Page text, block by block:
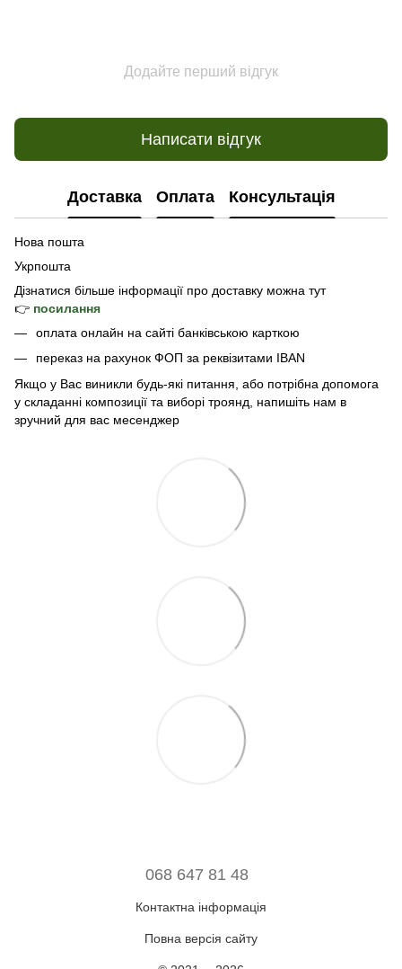
Додайте перший відгук
Написати відгук
Доставка Оплата Консультація
Нова пошта
Укрпошта
Дізнатися більше інформації про доставку можна тут
👉 посилання
оплата онлайн на сайті банківською карткою
переказ на рахунок ФОП за реквізитами IBAN
Якщо у Вас виникли будь-які питання, або потрібна допомога
у складанні композиції та виборі троянд, напишіть нам в
зручний для вас месенджер
068 647 81 48
Контактна інформація
Повна версія сайту